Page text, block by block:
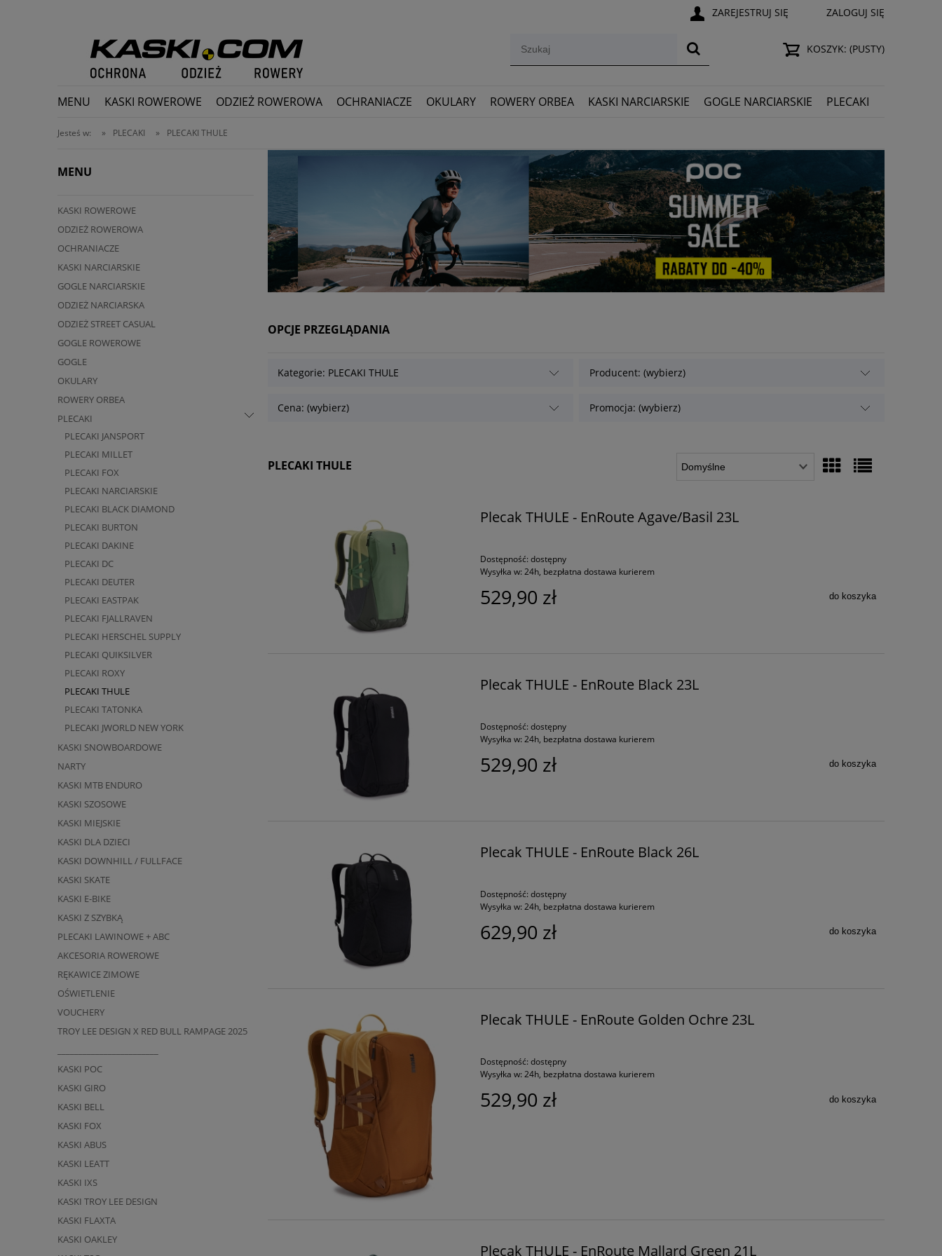
ZAREJESTRUJ SIĘ ZALOGUJ SIĘ
KOSZYK: (PUSTY)
MENU KASKI ROWEROWE ODZIEŻ ROWEROWA OCHRANIACZE OKULARY ROWERY ORBEA KASKI NARCIARSKIE GOGLE NARCIARSKIE
PLECAKI
PROMOCJE
Jesteś w: » PLECAKI » PLECAKI THULE
MENU
KASKI ROWEROWE
ODZIEŻ ROWEROWA
OCHRANIACZE
KASKI NARCIARSKIE
GOGLE NARCIARSKIE
ODZIEŻ NARCIARSKA
ODZIEŻ STREET CASUAL
GOGLE ROWEROWE
GOGLE
OKULARY
ROWERY ORBEA
PLECAKI
PLECAKI JANSPORT
PLECAKI MILLET
PLECAKI FOX
PLECAKI NARCIARSKIE
PLECAKI BLACK DIAMOND
PLECAKI BURTON
PLECAKI DAKINE
PLECAKI DC
PLECAKI DEUTER
PLECAKI EASTPAK
PLECAKI FJALLRAVEN
PLECAKI HERSCHEL SUPPLY
PLECAKI QUIKSILVER
PLECAKI ROXY
PLECAKI THULE
PLECAKI TATONKA
PLECAKI JWORLD NEW YORK
KASKI SNOWBOARDOWE
NARTY
KASKI MTB ENDURO
KASKI SZOSOWE
KASKI MIEJSKIE
KASKI DLA DZIECI
KASKI DOWNHILL / FULLFACE
KASKI SKATE
KASKI E-BIKE
KASKI Z SZYBKĄ
PLECAKI LAWINOWE + ABC
AKCESORIA ROWEROWE
RĘKAWICE ZIMOWE
OŚWIETLENIE
VOUCHERY
TROY LEE DESIGN X RED BULL RAMPAGE 2025
KASKI POC
KASKI GIRO
KASKI BELL
KASKI FOX
KASKI ABUS
KASKI LEATT
KASKI IXS
KASKI TROY LEE DESIGN
KASKI FLAXTA
KASKI OAKLEY
OPCJE PRZEGLĄDANIA
Kategorie: PLECAKI THULE Producent: (wybierz)
Cena: (wybierz) Promocja: (wybierz)
PLECAKI THULE
Plecak THULE - EnRoute Agave/Basil 23L
Dostępność: dostępny
Wysyłka w: 24h, bezpłatna dostawa kurierem
529,90 zł do koszyka
Plecak THULE - EnRoute Black 23L
Dostępność: dostępny
Wysyłka w: 24h, bezpłatna dostawa kurierem
529,90 zł do koszyka
Plecak THULE - EnRoute Black 26L
Dostępność: dostępny
Wysyłka w: 24h, bezpłatna dostawa kurierem
629,90 zł do koszyka
Plecak THULE - EnRoute Golden Ochre 23L
Dostępność: dostępny
Wysyłka w: 24h, bezpłatna dostawa kurierem
529,90 zł do koszyka
Plecak THULE - EnRoute Mallard Green 21L